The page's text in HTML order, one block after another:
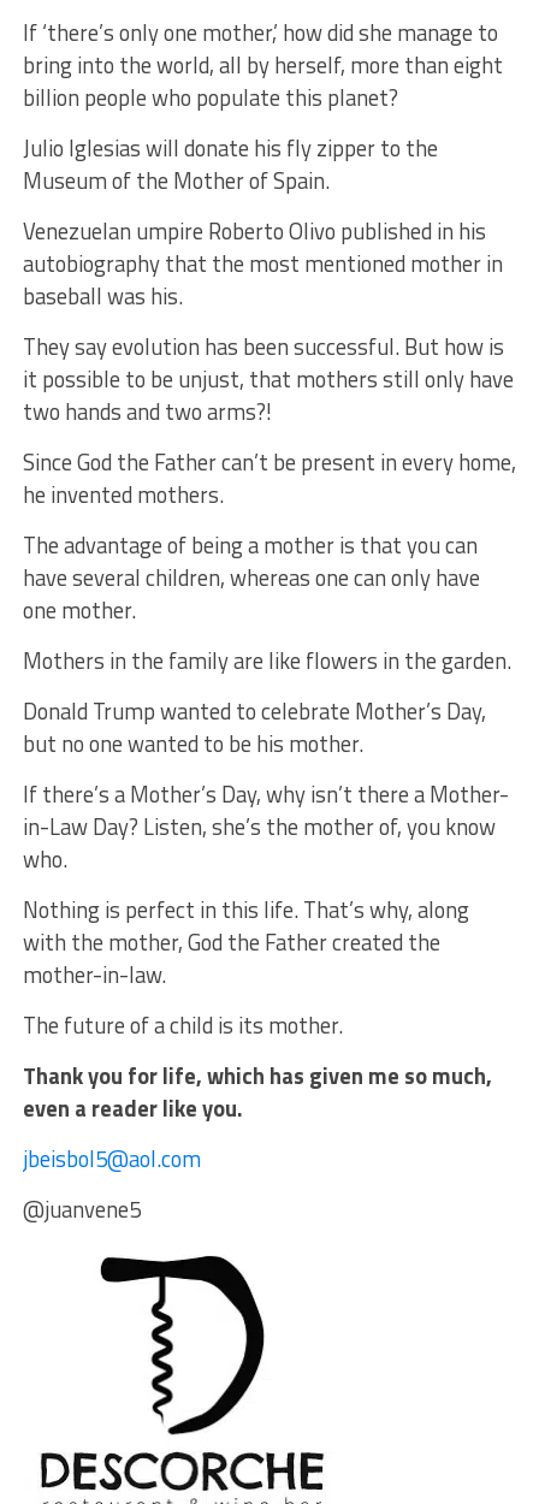
If ‘there’s only one mother,’ how did she manage to
bring into the world, all by herself, more than eight
billion people who populate this planet?
Julio Iglesias will donate his fly zipper to the
Museum of the Mother of Spain.
Venezuelan umpire Roberto Olivo published in his
autobiography that the most mentioned mother in
baseball was his.
They say evolution has been successful. But how is
it possible to be unjust, that mothers still only have
two hands and two arms?!
Since God the Father can’t be present in every home,
he invented mothers.
The advantage of being a mother is that you can
have several children, whereas one can only have
one mother.
Mothers in the family are like flowers in the garden.
Donald Trump wanted to celebrate Mother’s Day,
but no one wanted to be his mother.
If there’s a Mother’s Day, why isn’t there a Mother-
in-Law Day? Listen, she’s the mother of, you know
who.
Nothing is perfect in this life. That’s why, along
with the mother, God the Father created the
mother-in-law.
The future of a child is its mother.
Thank you for life, which has given me so much,
even a reader like you.
jbeisbol5@aol.com
@juanvene5